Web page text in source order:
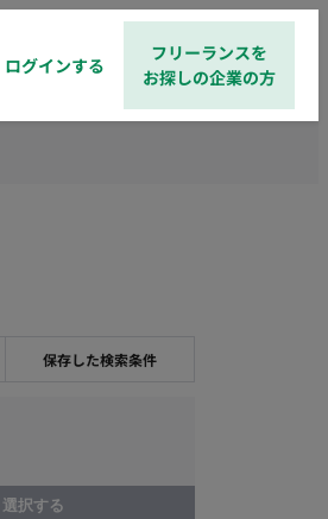
ログインする
フリーランスを
お探しの企業の方
保存した検索条件
選択する